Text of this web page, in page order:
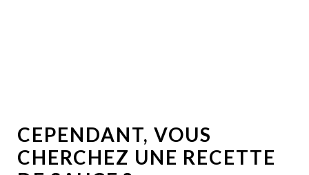
CEPENDANT, VOUS
CHERCHEZ UNE RECETTE